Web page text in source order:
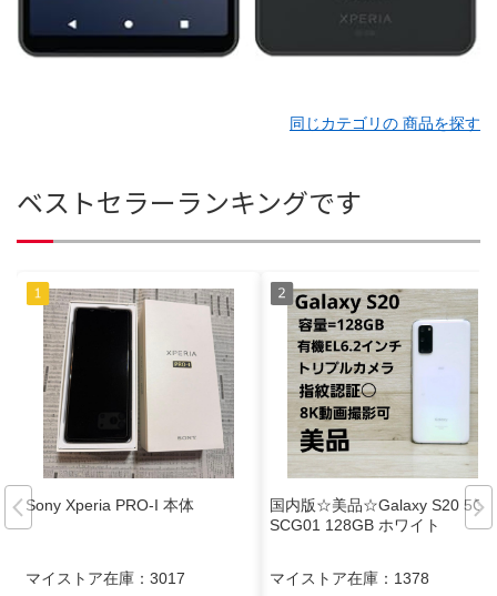
同じカテゴリの 商品を探す
ベストセラーランキングです
Sony Xperia PRO-I 本体
マイストア在庫： 3017
国内版☆美品☆Galaxy S20 5G
SCG01 128GB ホワイト
マイストア在庫： 1378